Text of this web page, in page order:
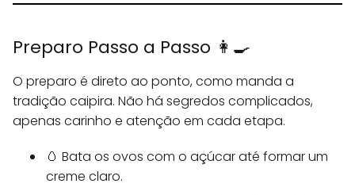
Preparo Passo a Passo 👩‍🍳
O preparo é direto ao ponto, como manda a
tradição caipira. Não há segredos complicados,
apenas carinho e atenção em cada etapa.
🥚 Bata os ovos com o açúcar até formar um
creme claro.